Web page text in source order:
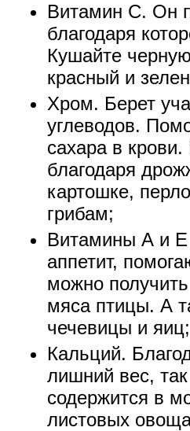
Витамин С. Он
благодаря
Кушайте
красный и
Хром. Берет
углеводов.
сахара в
благодаря
картошке,
грибам;
Витамины А и Е
аппетит,
можно
мяса птицы. А
чечевицы и яиц;
Кальций.
лишний вес,
содержится в
листовых